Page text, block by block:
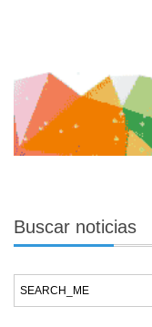
Buscar noticias